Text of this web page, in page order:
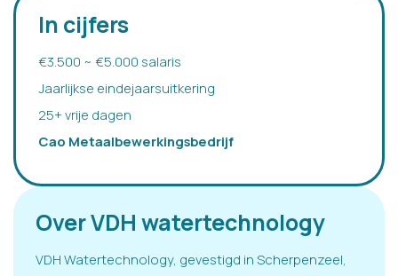
In cijfers
€3.500 ~ €5.000 salaris
Jaarlijkse eindejaarsuitkering
25+ vrije dagen
Cao Metaalbewerkingsbedrijf
Over VDH watertechnology
VDH Watertechnology, gevestigd in Scherpenzeel,